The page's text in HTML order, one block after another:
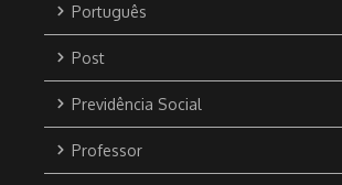
Português
Post
Previdência Social
Professor